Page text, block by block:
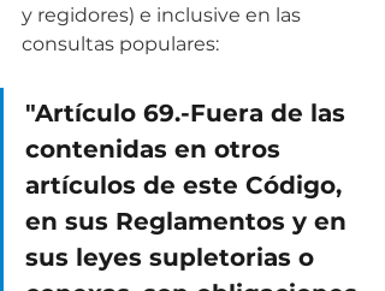
y regidores) e inclusive en las
consultas populares:
"Artículo 69.-Fuera de las
contenidas en otros
artículos de este Código,
en sus Reglamentos y en
sus leyes supletorias o